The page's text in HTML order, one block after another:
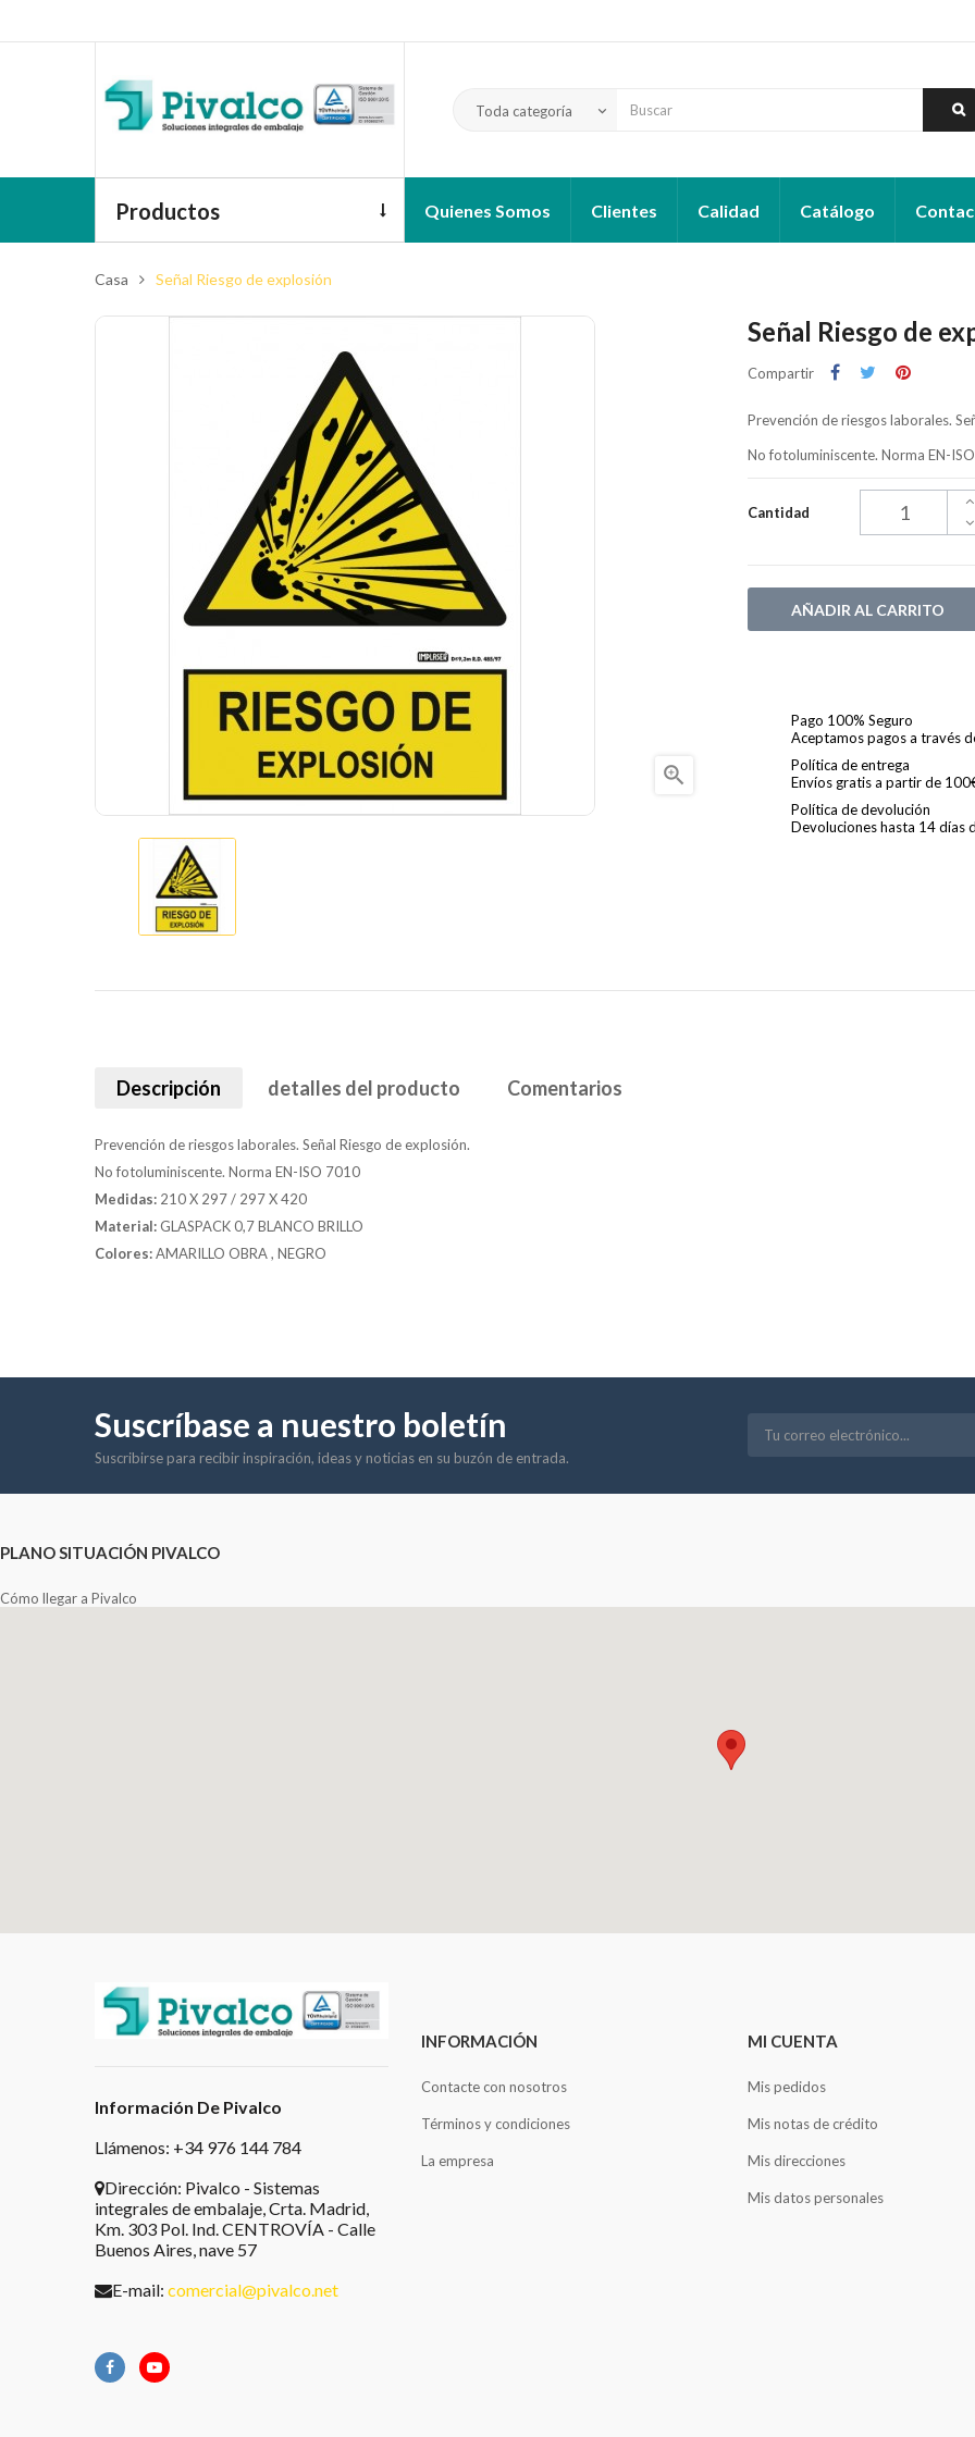
Toda categoría keyboard_arrow_down
Productos Quienes Somos Clientes Calidad Catálogo
Casa Señal Riesgo de explosión

Señal Riesgo de
Compartir
Prevención de riesgos laborales.
No fotoluminiscente. Norma EN-
Cantidad
AÑADIR AL CARRITO
Pago 100% Seguro
Aceptamos pagos a través
Política de entrega
Envíos gratis a partir de
Política de devolución
Devoluciones hasta 14 días
Descripción detalles del producto Comentarios
Prevención de riesgos laborales. Señal Riesgo de explosión.
No fotoluminiscente. Norma EN-ISO 7010
Medidas: 210 X 297 / 297 X 420
Material: GLASPACK 0,7 BLANCO BRILLO
Colores:AMARILLO OBRA , NEGRO
Suscríbase a nuestro boletín
Suscribirse para recibir inspiración, ideas y noticias en su buzón de entrada.
PLANO SITUACIÓN PIVALCO
Cómo llegar a Pivalco
Información De Pivalco
Llámenos: +34 976 144 784
Dirección: Pivalco - Sistemas
integrales de embalaje, Crta. Madrid,
Km. 303 Pol. Ind. CENTROVÍA - Calle
Buenos Aires, nave 57
E-mail: comercial@pivalco.net
INFORMACIÓN
Contacte con nosotros
Términos y condiciones
La empresa
MI CUENTA
Mis pedidos
Mis notas de crédito
Mis direcciones
Mis datos personales